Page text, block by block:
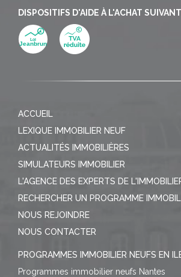
DISPOSITIFS D'AIDE À L'ACHAT
ACCUEIL
LEXIQUE IMMOBILIER NEUF
ACTUALITÉS IMMOBILIÈRES
SIMULATEURS IMMOBILIER
L'AGENCE DES EXPERTS DE
RECHERCHER UN PROGRAMME
NOUS REJOINDRE
NOUS CONTACTER
PROGRAMMES IMMOBILIER NEUFS EN
Programmes immobilier neufs Nantes